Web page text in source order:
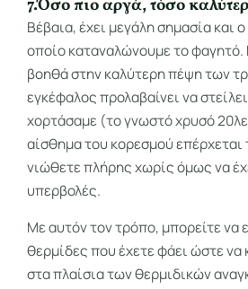
7.Όσο πιο αργά, τόσο
Βέβαια, έχει μεγάλη σημασία και
οποίο καταναλώνουμε το
βοηθά στην καλύτερη πέψη των
εγκέφαλος προλαβαίνει να
χορτάσαμε (το γνωστό χρυσό
αίσθημα του κορεσμού επέρχεται
νιώθετε πλήρης χωρίς όμως να
υπερβολές.
Με αυτόν τον τρόπο, μπορείτε να
θερμίδες που έχετε φάει ώστε να
στα πλαίσια των θερμιδικών